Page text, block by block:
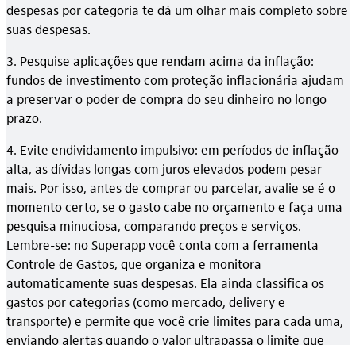
despesas por categoria te dá um olhar mais completo sobre
suas despesas.
3. Pesquise aplicações que rendam acima da inflação:
fundos de investimento com proteção inflacionária ajudam
a preservar o poder de compra do seu dinheiro no longo
prazo.
4. Evite endividamento impulsivo: em períodos de inflação
alta, as dívidas longas com juros elevados podem pesar
mais. Por isso, antes de comprar ou parcelar, avalie se é o
momento certo, se o gasto cabe no orçamento e faça uma
pesquisa minuciosa, comparando preços e serviços.
Lembre-se: no Superapp você conta com a ferramenta
Controle de Gastos, que organiza e monitora
automaticamente suas despesas. Ela ainda classifica os
gastos por categorias (como mercado, delivery e
transporte) e permite que você crie limites para cada uma,
enviando alertas quando o valor ultrapassa o limite que